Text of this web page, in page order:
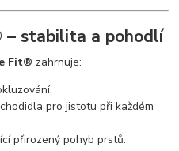
– stabilita a pohodlí
Fit® zahrnuje:
pro jistotu při každém
přirozený pohyb prstů.